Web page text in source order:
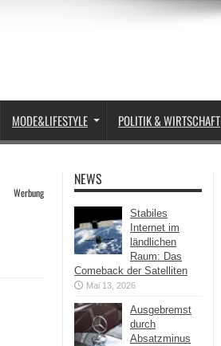
MODE&LIFESTYLE POLITIK & WIRTSCHAFT
Werbung
NEWS
Stabiles
Internet im
ländlichen
Raum: Das
Comeback der Satelliten
Mai 13, 2026
Ausgebremst
durch
Absatzminus